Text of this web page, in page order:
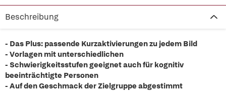
Beschreibung
- Das Plus: passende Kurzaktivierungen zu jedem Bild
- Vorlagen mit unterschiedlichen
- Schwierigkeitsstufen geeignet auch für kognitiv
beeinträchtigte Personen
- Auf den Geschmack der Zielgruppe abgestimmt